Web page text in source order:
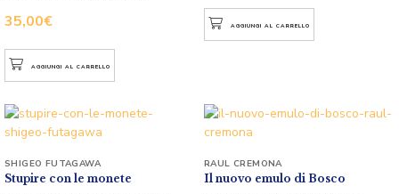
35,00€
AGGIUNGI AL CARRELLO
AGGIUNGI AL CARRELLO
Stupire con le monete
SHIGEO FUTAGAWA
Il nuovo emulo di Bosco
RAUL CREMONA